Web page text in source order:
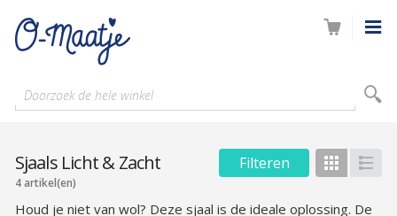
Doorzoek de hele winkel
Sjaals Licht & Zacht Filteren
Foto-
tabel
Lijst
4 artikel(en)
Houd je niet van wol? Deze sjaal is de ideale oplossing. De